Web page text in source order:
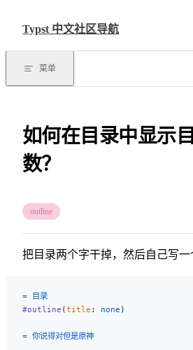
Typst 中文社区导航
菜单
如何在目录中显示
数？
outline
把目录两个字干掉，然后自己写一
= 目录
#outline (title : none )
= 你说得对但是原神